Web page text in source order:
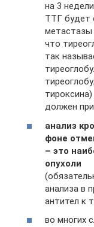
на 3
ТТГ будет
метастазы
что
так
должен
анализ
фоне
– это
опухоли
анализа в
антител к
во многих